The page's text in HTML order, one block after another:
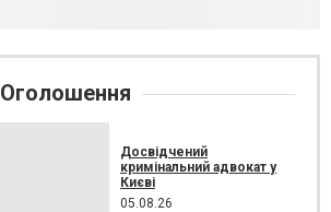
Оголошення
Досвідчений
кримінальний адвокат у
Києві
05.08.26